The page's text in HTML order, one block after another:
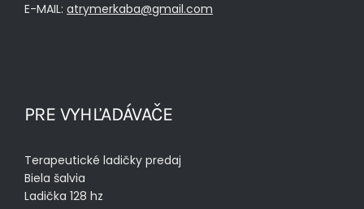
E-MAIL: atrymerkaba@gmail.com
PRE VYHĽADÁVAČE
Terapeutické ladičky predaj
Biela šalvia
Ladička 128 hz